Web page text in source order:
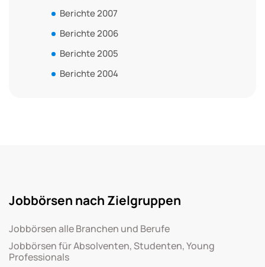
Berichte 2007
Berichte 2006
Berichte 2005
Berichte 2004
Jobbörsen nach Zielgruppen
Jobbörsen alle Branchen und Berufe
Jobbörsen für Absolventen, Studenten, Young
Professionals